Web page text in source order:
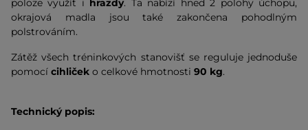
poloze využít i hrazdy. Ta nabízí hned 2 polohy úchopu,
okrajová madla jsou také zakončena pohodlným
polstrováním.
Zátěž všech tréninkových stanovišť se reguluje jednoduše
pomocí cihliček o celkové hmotnosti 90 kg.
Technický popis: